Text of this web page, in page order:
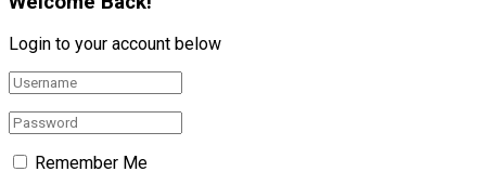
Login to your account below
Remember Me